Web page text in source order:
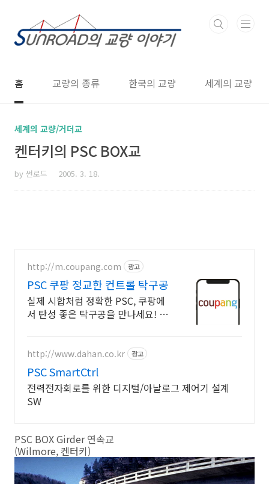
홈 교량의 종류 한국의 교량 세계의 교량
세계의 교량/거더교
켄터키의 PSC BOX교
by 썬로드 2005. 3. 18.
http://m.coupang.com 광고
PSC 쿠팡 정교한 컨트롤 탁구공
실제 시합처럼 정확한 PSC, 쿠팡에
서 탄성 좋은 탁구공을 만나세요! 일
http://www.dahan.co.kr 광고
PSC SmartCtrl
전력전자회로를 위한 디지털/아날로그 제어기 설계
SW
PSC BOX Girder 연속교
(Wilmore, 켄터키)